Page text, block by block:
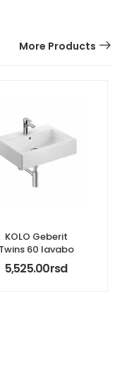
More Products
KOLO Geberit
Twins 60 lavabo
5,525.00rsd